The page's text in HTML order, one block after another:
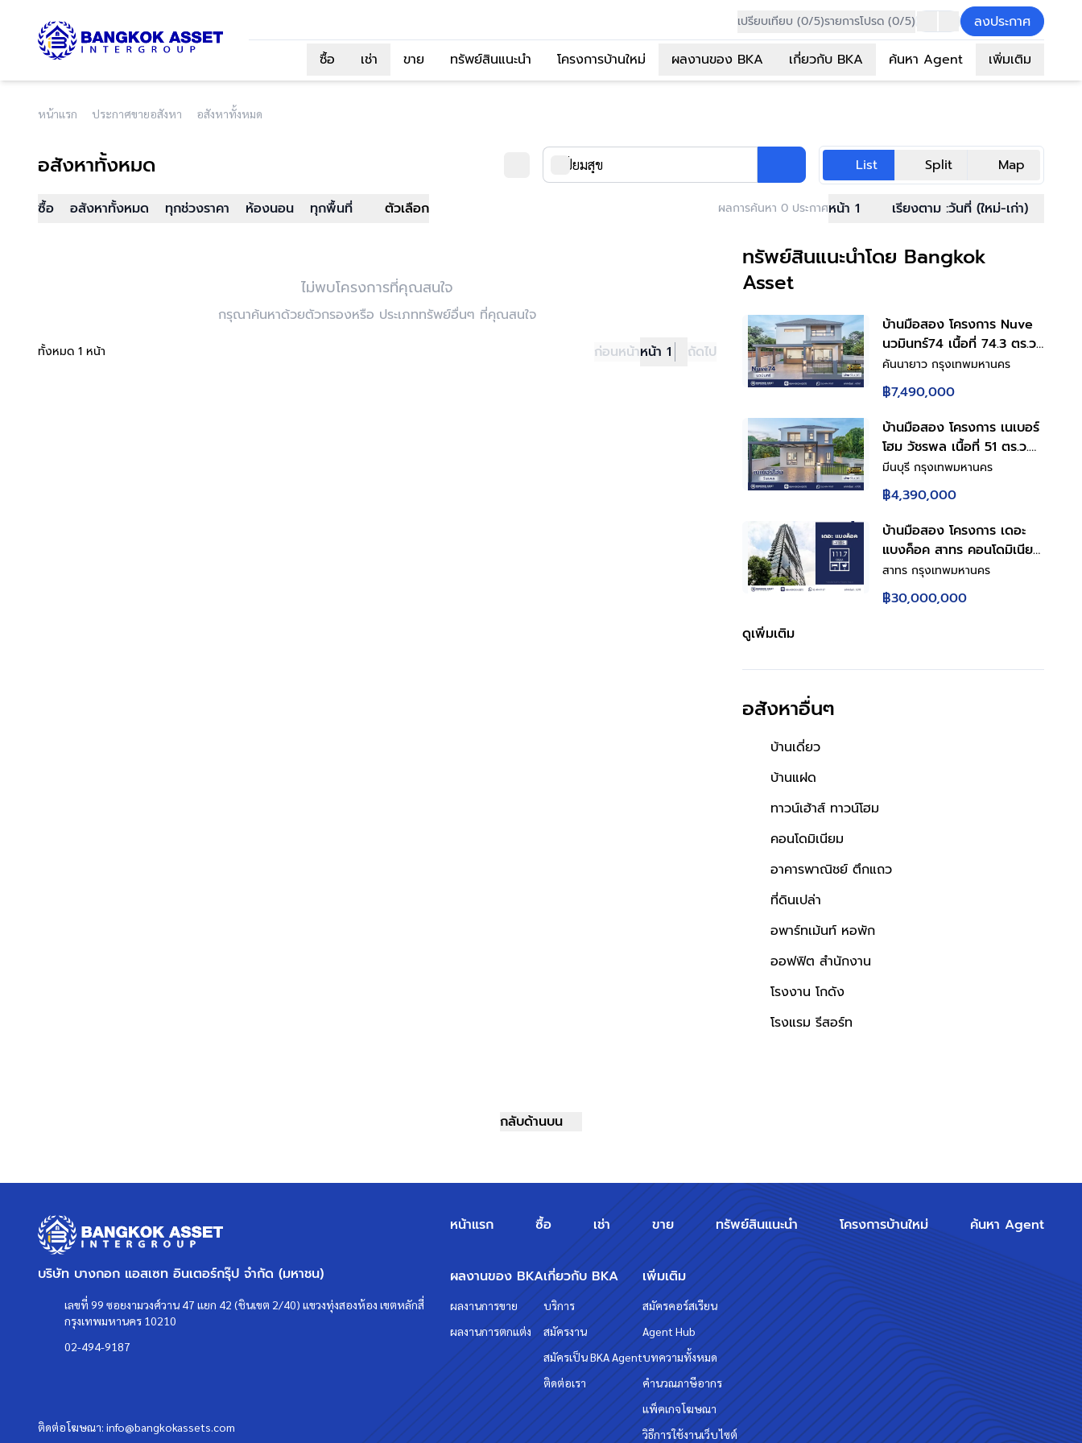
เปรียบเทียบ (0/5)รายการโปรด (0/5)
ลงประกาศ
ซื้อ
เช่า ขาย ทรัพย์สินแนะนำ โครงการบ้านใหม่ ผลงานของ BKA เกี่ยวกับ BKA ค้นหา Agent เพิ่มเติม
หน้าแรก ประกาศขายอสังหา อสังหาทั้งหมด
อสังหาทั้งหมด List Split Map
ซื้อ อสังหาทั้งหมด ทุกช่วงราคา ห้องนอน ทุกพื้นที่ ตัวเลือก ผลการค้นหา 0 ประกาศหน้า 1 เรียงตาม :วันที่ (ใหม่-เก่า)
ไม่พบโครงการที่คุณสนใจ
กรุณาค้นหาด้วยตัวกรองหรือ ประเภททรัพย์อื่นๆ ที่คุณสนใจ
ทั้งหมด 1 หน้า ก่อนหน้าหน้า 1 ถัดไป
ทรัพย์สินแนะนำโดย Bangkok
Asset
บ้านมือสอง โครงการ Nuve
นวมินทร์74 เนื้อที่ 74.3 ตร.ว.
ฟังก์ชัน 5 ห้องนอน 4 ห้องน้ำ
2 ที่จอดรถ มีห้องนอนชั้นล่าง
ดีไซน์โดดเด่น บนทำเล
ศักยภาพ เดินทางสะดวกเชื่อม
ต่อถนนเกษตร-นวมินทร์ ถนน
รามอินทรา ถนนเสรีไทย ใกล้
ห้างสรรพสินค้า Central
EastVille และจุดขึ้นทางด่วน
คันนายาว กรุงเทพมหานคร
฿7,490,000
บ้านมือสอง โครงการ เนเบอร์
โฮม วัชรพล เนื้อที่ 51 ตร.ว.
พื้นที่ใช้สอย 157.58 ตร.ม.
ฟังก์ชัน 4 ห้องนอน 2 ห้องน้ำ
2 ที่จอดรถ บนทำเลศักยภาพ
เดินทางสะดวกเชื่อมต่อถนน
สุขาภิบาล5 ถนนวัชรพล ถนน
สินค้า Fashion Island และ
จุดขึ้นทางด่วน "ฉลองรัช"
มีนบุรี กรุงเทพมหานคร
฿4,390,000
บ้านมือสอง โครงการ เดอะ
แบงค็อค สาทร คอนโดมิเนียม
ใจกลางย่านธุรกิจสาทร 2 ห้อง
นอน 2 ห้องน้ำ พื้นที่ใช้สอย
111.77 ตร.ม. พร้อม Living
ทำเลเขตสาทร กรุงเทพฯ ใกล้
สาทร กรุงเทพมหานคร
฿30,000,000
ดูเพิ่มเติม
อสังหาอื่นๆ
บ้านเดี่ยว
บ้านแฝด
ทาวน์เฮ้าส์ ทาวน์โฮม
คอนโดมิเนียม
อาคารพาณิชย์ ตึกแถว
ที่ดินเปล่า
อพาร์ทเม้นท์ หอพัก
ออฟฟิต สำนักงาน
โรงงาน โกดัง
โรงแรม รีสอร์ท
กลับด้านบน
บริษัท บางกอก แอสเซท อินเตอร์กรุ๊ป จำกัด (มหาชน)
เลขที่ 99 ซอยงามวงศ์วาน 47 แยก 42 (ชินเขต 2/40) แขวงทุ่งสองห้อง เขตหลักสี่
กรุงเทพมหานคร 10210
02-494-9187
ติดต่อโฆษณา: info@bangkokassets.com
หน้าแรก ซื้อ เช่า ขาย ทรัพย์สินแนะนำ โครงการบ้านใหม่ ค้นหา Agent
ผลงานของ BKA
ผลงานการขาย
ผลงานการตกแต่ง
เกี่ยวกับ BKA
บริการ
สมัครงาน
สมัครเป็น BKA Agent
ติดต่อเรา
เพิ่มเติม
สมัครคอร์สเรียน
Agent Hub
บทความทั้งหมด
คำนวณภาษีอากร
แพ็คเกจโฆษณา
วิธีการใช้งานเว็บไซต์